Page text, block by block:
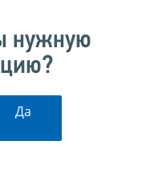
нужную
Да